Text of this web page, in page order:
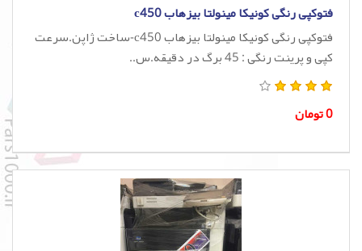
فتوکپی رنگی کونیکا مینولتا بیزهاب c450
فتوکپی رنگی کونیکا مینولتا بیزهاب c450-ساخت ژاپن.سرعت
کپی و پرینت رنگی : 45 برگ در دقیقه.س..
0 تومان